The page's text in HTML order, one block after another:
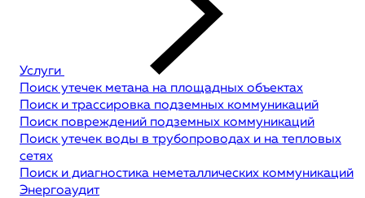
Услуги
Поиск утечек метана на площадных объектах
Поиск и трассировка подземных коммуникаций
Поиск повреждений подземных коммуникаций
Поиск утечек воды в трубопроводах и на тепловых
сетях
Поиск и диагностика неметаллических коммуникаций
Энергоаудит